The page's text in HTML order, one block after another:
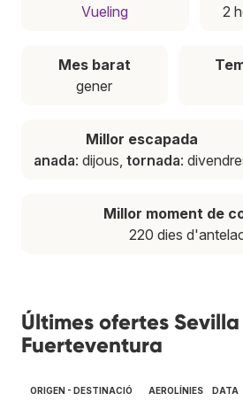
Vueling
2
Mes barat
gener
Millor escapada
anada: dijous, tornada:
Millor moment de
220 dies
Últimes ofertes
Fuerteventura
ORIGEN - DESTINACIÓ AEROLÍNIES DATA